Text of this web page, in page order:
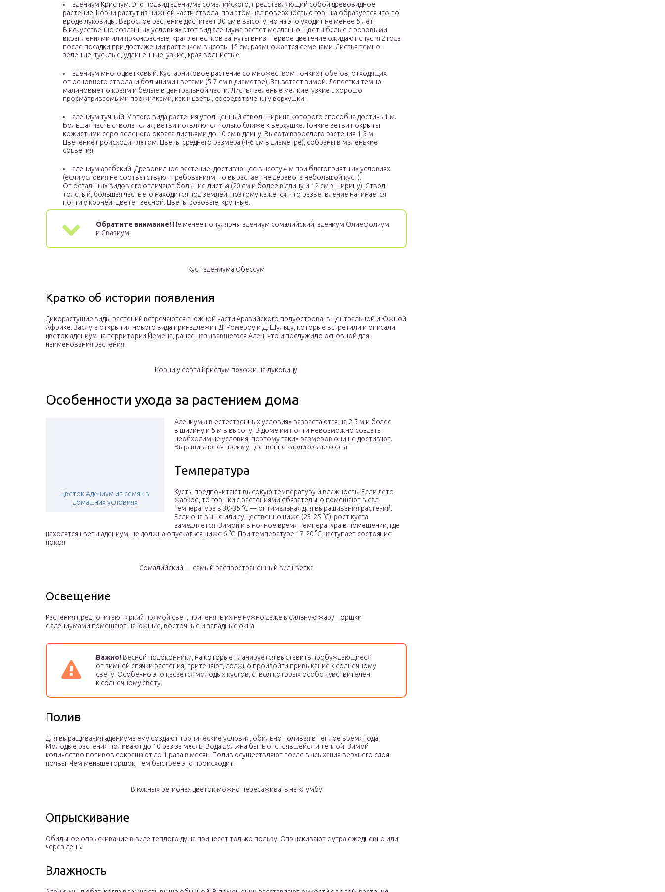
адениум Криспум. Это подвид адениума сомалийского, представляющий собой древовидное
растение. Корни растут из нижней части ствола, при этом над поверхностью горшка образуется что-то
вроде луковицы. Взрослое растение достигает 30 см в высоту, но на это уходит не менее 5 лет.
В искусственно созданных условиях этот вид адениума растет медленно. Цветы белые с розовыми
вкраплениями или ярко-красные, края лепестков загнуты вниз. Первое цветение ожидают спустя 2 года
после посадки при достижении растением высоты 15 см. размножается семенами. Листья темно-
зеленые, тусклые, удлиненные, узкие, края волнистые;
адениум многоцветковый. Кустарниковое растение со множеством тонких побегов, отходящих
от основного ствола, и большими цветами (5-7 см в диаметре). Зацветает зимой. Лепестки темно-
малиновые по краям и белые в центральной части. Листья зеленые мелкие, узкие с хорошо
просматриваемыми прожилками, как и цветы, сосредоточены у верхушки;
адениум тучный. У этого вида растения утолщенный ствол, ширина которого способна достичь 1 м.
Большая часть ствола голая, ветви появляются только ближе к верхушке. Тонкие ветви покрыты
кожистыми серо-зеленого окраса листьями до 10 см в длину. Высота взрослого растения 1,5 м.
Цветение происходит летом. Цветы среднего размера (4-6 см в диаметре), собраны в маленькие
соцветия;
адениум арабский. Древовидное растение, достигающее высоту 4 м при благоприятных условиях
(если условия не соответствуют требованиям, то вырастает не дерево, а небольшой куст).
От остальных видов его отличают большие листья (20 см и более в длину и 12 см в ширину). Ствол
толстый, большая часть его находится под землей, поэтому кажется, что разветвление начинается
почти у корней. Цветет весной. Цветы розовые, крупные.
Обратите внимание! Не менее популярны адениум сомалийский, адениум Олиефолиум
и Свазиум.
Куст адениума Обессум
Кратко об истории появления
Дикорастущие виды растений встречаются в южной части Аравийского полуострова, в Центральной и Южной
Африке. Заслуга открытия нового вида принадлежит Д. Ромероу и Д. Шульцу, которые встретили и описали
цветок адениум на территории Йемена, ранее называвшегося Аден, что и послужило основной для
наименования растения.
Корни у сорта Криспум похожи на луковицу
Особенности ухода за растением дома
Цветок Адениум из семян в
домашних условиях
Адениумы в естественных условиях разрастаются на 2,5 м и более
в ширину и 5 м в высоту. В доме им почти невозможно создать
необходимые условия, поэтому таких размеров они не достигают.
Выращиваются преимущественно карликовые сорта.
Температура
Кусты предпочитают высокую температуру и влажность. Если лето
жаркое, то горшки с растениями обязательно помещают в сад.
Температура в 30-35 °С — оптимальная для выращивания растений.
Если она выше или существенно ниже (23-25 °С), рост куста
замедляется. Зимой и в ночное время температура в помещении, где
находятся цветы адениум, не должна опускаться ниже 6 °С. При температуре 17-20 °С наступает состояние
покоя.
Сомалийский — самый распространенный вид цветка
Освещение
Растения предпочитают яркий прямой свет, притенять их не нужно даже в сильную жару. Горшки
с адениумами помещают на южные, восточные и западные окна.
Важно! Весной подоконники, на которые планируется выставить пробуждающиеся
от зимней спячки растения, притеняют, должно произойти привыкание к солнечному
свету. Особенно это касается молодых кустов, ствол которых особо чувствителен
к солнечному свету.
Полив
Для выращивания адениума ему создают тропические условия, обильно поливая в теплое время года.
Молодые растения поливают до 10 раз за месяц. Вода должна быть отстоявшейся и теплой. Зимой
количество поливов сокращают до 1 раза в месяц. Полив осуществляют после высыхания верхнего слоя
почвы. Чем меньше горшок, тем быстрее это происходит.
В южных регионах цветок можно пересаживать на клумбу
Опрыскивание
Обильное опрыскивание в виде теплого душа принесет только пользу. Опрыскивают с утра ежедневно или
через день.
Влажность